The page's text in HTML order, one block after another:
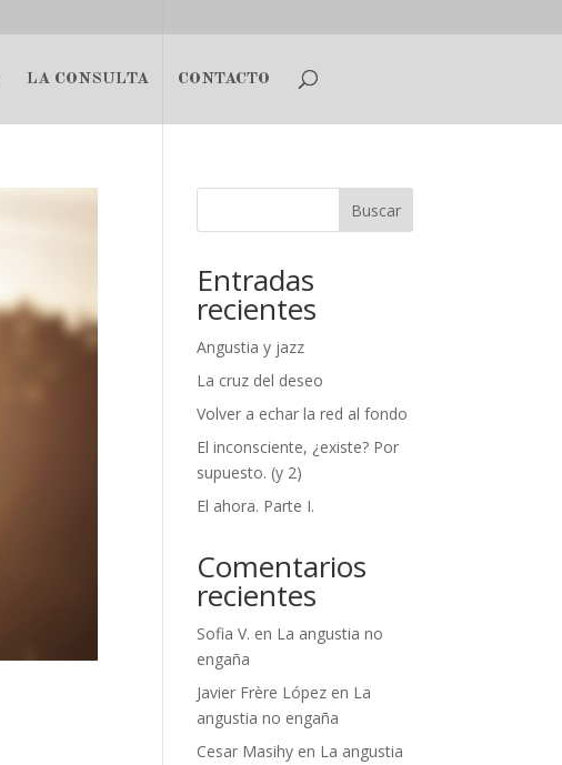
LA CONSULTA CONTACTO
Buscar
Entradas
recientes
Angustia y jazz
La cruz del deseo
Volver a echar la red al fondo
El inconsciente, ¿existe? Por
supuesto. (y 2)
El ahora. Parte I.
Comentarios
recientes
Sofia V. en La angustia no
engaña
Javier Frère López en La
angustia no engaña
Cesar Masihy en La angustia